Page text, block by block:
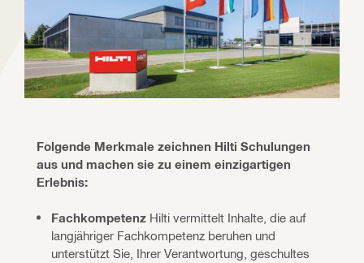
Folgende Merkmale zeichnen Hilti Schulungen
aus und machen sie zu einem einzigartigen
Erlebnis:
Fachkompetenz Hilti vermittelt Inhalte, die auf
langjähriger Fachkompetenz beruhen und
unterstützt Sie, Ihrer Verantwortung, geschultes